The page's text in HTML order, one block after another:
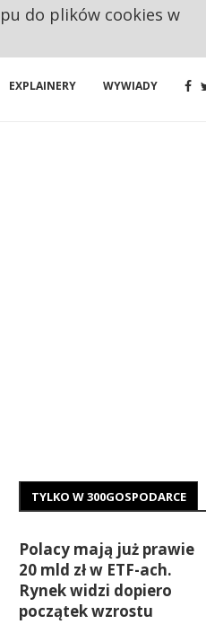
EXPLAINERY WYWIADY
TYLKO W 300GOSPODARCE
Polacy mają już prawie
20 mld zł w ETF-ach.
Rynek widzi dopiero
początek wzrostu
do plików cookies w